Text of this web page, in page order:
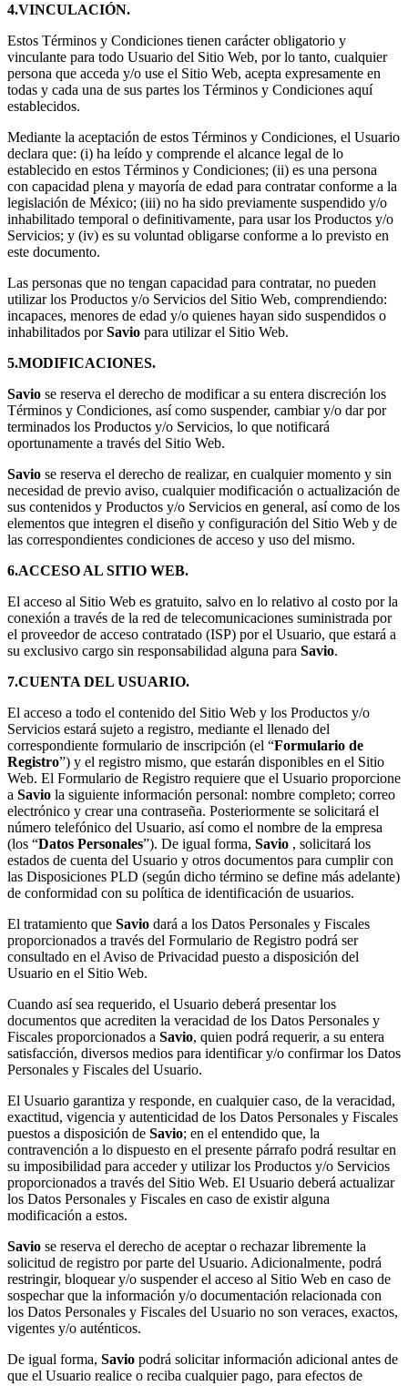
4.VINCULACIÓN.
Estos Términos y Condiciones tienen carácter obligatorio y
vinculante para todo Usuario del Sitio Web, por lo tanto, cualquier
persona que acceda y/o use el Sitio Web, acepta expresamente en
todas y cada una de sus partes los Términos y Condiciones aquí
establecidos.
Mediante la aceptación de estos Términos y Condiciones, el Usuario
declara que: (i) ha leído y comprende el alcance legal de lo
establecido en estos Términos y Condiciones; (ii) es una persona
con capacidad plena y mayoría de edad para contratar conforme a la
legislación de México; (iii) no ha sido previamente suspendido y/o
inhabilitado temporal o definitivamente, para usar los Productos y/o
Servicios; y (iv) es su voluntad obligarse conforme a lo previsto en
este documento.
Las personas que no tengan capacidad para contratar, no pueden
utilizar los Productos y/o Servicios del Sitio Web, comprendiendo:
incapaces, menores de edad y/o quienes hayan sido suspendidos o
inhabilitados porSavio para utilizar el Sitio Web.
5.MODIFICACIONES.
Savio se reserva el derecho de modificar a su entera discreción los
Términos y Condiciones, así como suspender, cambiar y/o dar por
terminados los Productos y/o Servicios, lo que notificará
oportunamente a través del Sitio Web.
Savio se reserva el derecho de realizar, en cualquier momento y sin
necesidad de previo aviso, cualquier modificación o actualización de
sus contenidos y Productos y/o Servicios en general, así como de los
elementos que integren el diseño y configuración del Sitio Web y de
las correspondientes condiciones de acceso y uso del mismo.
6.ACCESO AL SITIO WEB.
El acceso al Sitio Web es gratuito, salvo en lo relativo al costo por la
conexión a través de la red de telecomunicaciones suministrada por
el proveedor de acceso contratado (ISP) por el Usuario, que estará a
su exclusivo cargo sin responsabilidad alguna para Savio.
7.CUENTA DEL USUARIO.
El acceso a todo el contenido del Sitio Web y los Productos y/o
Servicios estará sujeto a registro, mediante el llenado del
correspondiente formulario de inscripción (el “Formulario de
Registro”) y el registro mismo, que estarán disponibles en el Sitio
Web. El Formulario de Registro requiere que el Usuario proporcione
a Savio la siguiente información personal: nombre completo; correo
electrónico y crear una contraseña. Posteriormente se solicitará el
número telefónico del Usuario, así como el nombre de la empresa
(los “Datos Personales”). De igual forma, Savio , solicitará los
estados de cuenta del Usuario y otros documentos para cumplir con
las Disposiciones PLD (según dicho término se define más adelante)
de conformidad con su política de identificación de usuarios.
El tratamiento que Savio dará a los Datos Personales y Fiscales
proporcionados a través del Formulario de Registro podrá ser
consultado en el Aviso de Privacidad puesto a disposición del
Usuario en el Sitio Web.
Cuando así sea requerido, el Usuario deberá presentar los
documentos que acrediten la veracidad de los Datos Personales y
Fiscales proporcionados a Savio, quien podrá requerir, a su entera
satisfacción, diversos medios para identificar y/o confirmar los Datos
Personales y Fiscales del Usuario.
El Usuario garantiza y responde, en cualquier caso, de la veracidad,
exactitud, vigencia y autenticidad de los Datos Personales y Fiscales
puestos a disposición de Savio; en el entendido que, la
contravención a lo dispuesto en el presente párrafo podrá resultar en
su imposibilidad para acceder y utilizar los Productos y/o Servicios
proporcionados a través del Sitio Web. El Usuario deberá actualizar
los Datos Personales y Fiscales en caso de existir alguna
modificación a estos.
Savio se reserva el derecho de aceptar o rechazar libremente la
solicitud de registro por parte del Usuario. Adicionalmente, podrá
restringir, bloquear y/o suspender el acceso al Sitio Web en caso de
sospechar que la información y/o documentación relacionada con
los Datos Personales y Fiscales del Usuario no son veraces, exactos,
vigentes y/o auténticos.
De igual forma, Savio podrá solicitar información adicional antes de
que el Usuario realice o reciba cualquier pago, para efectos de